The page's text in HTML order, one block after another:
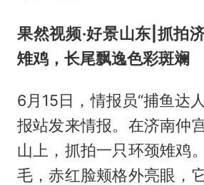
果然视频·好景山东|抓拍
雉鸡，长尾飘逸色彩斑斓
6月15日，情报员“捕鱼达
报站发来情报。在济南仲
山上，抓拍一只环颈雉鸡
毛，赤红脸颊格外亮眼，